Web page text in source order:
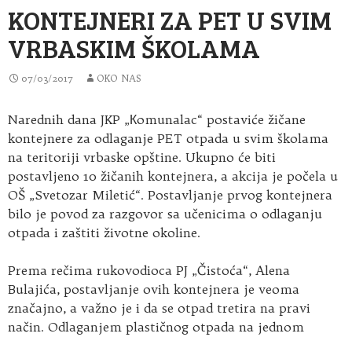
KONTEJNERI ZA PET U SVIM
VRBASKIM ŠKOLAMA
07/03/2017 OKO NAS
Narednih dana JKP „Кomunalac“ postaviće žičane
kontejnere za odlaganje PET otpada u svim školama
na teritoriji vrbaske opštine. Ukupno će biti
postavljeno 10 žičanih kontejnera, a akcija je počela u
OŠ „Svetozar Miletić“. Postavljanje prvog kontejnera
bilo je povod za razgovor sa učenicima o odlaganju
otpada i zaštiti životne okoline.
Prema rečima rukovodioca PJ „Čistoća“, Alena
Bulajića, postavljanje ovih kontejnera je veoma
značajno, a važno je i da se otpad tretira na pravi
način. Odlaganjem plastičnog otpada na jednom